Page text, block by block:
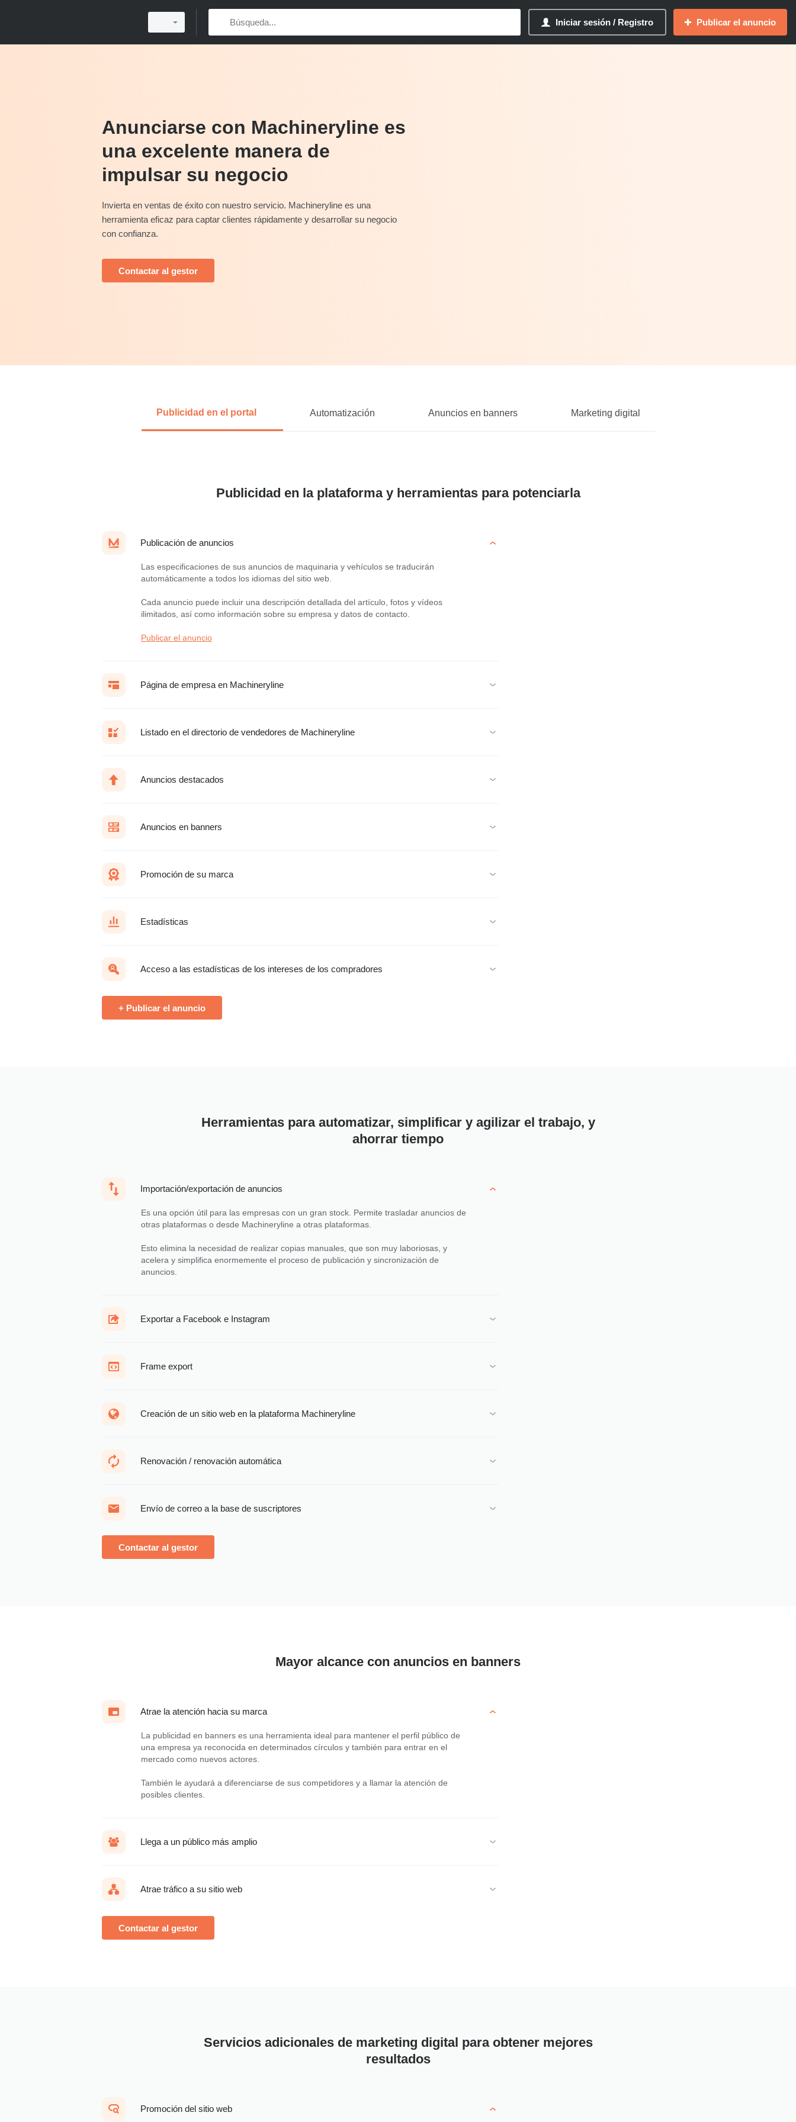
Iniciar sesión / Registro Publicar el anuncio
Anunciarse con Machineryline es
una excelente manera de
impulsar su negocio
Invierta en ventas de éxito con nuestro servicio. Machineryline es una
herramienta eficaz para captar clientes rápidamente y desarrollar su negocio
con confianza.
Contactar al gestor
Publicidad en el portal Automatización Anuncios en banners Marketing digital
Publicidad en la plataforma y herramientas para potenciarla
Publicación de anuncios
Las especificaciones de sus anuncios de maquinaria y vehículos se traducirán
automáticamente a todos los idiomas del sitio web.
Cada anuncio puede incluir una descripción detallada del artículo, fotos y vídeos
ilimitados, así como información sobre su empresa y datos de contacto.
Publicar el anuncio
Página de empresa en Machineryline
Listado en el directorio de vendedores de Machineryline
Anuncios destacados
Anuncios en banners
Promoción de su marca
Estadísticas
Acceso a las estadísticas de los intereses de los compradores
+ Publicar el anuncio
Herramientas para automatizar, simplificar y agilizar el trabajo, y
ahorrar tiempo
Importación/exportación de anuncios
Es una opción útil para las empresas con un gran stock. Permite trasladar anuncios de
otras plataformas o desde Machineryline a otras plataformas.
Esto elimina la necesidad de realizar copias manuales, que son muy laboriosas, y
acelera y simplifica enormemente el proceso de publicación y sincronización de
anuncios.
Exportar a Facebook e Instagram
Frame export
Creación de un sitio web en la plataforma Machineryline
Renovación / renovación automática
Envío de correo a la base de suscriptores
Contactar al gestor
Mayor alcance con anuncios en banners
Atrae la atención hacia su marca
La publicidad en banners es una herramienta ideal para mantener el perfil público de
una empresa ya reconocida en determinados círculos y también para entrar en el
mercado como nuevos actores.
También le ayudará a diferenciarse de sus competidores y a llamar la atención de
posibles clientes.
Llega a un público más amplio
Atrae tráfico a su sitio web
Contactar al gestor
Servicios adicionales de marketing digital para obtener mejores
resultados
Promoción del sitio web